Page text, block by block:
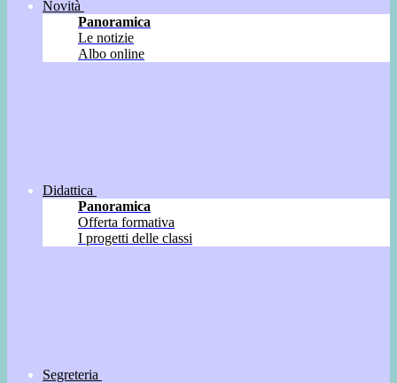
Novità
Panoramica
Le notizie
Albo online
Didattica
Panoramica
Offerta formativa
I progetti delle classi
Segreteria